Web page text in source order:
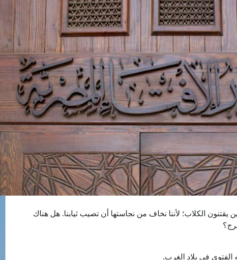
يقتنون الكلاب؛ لأننا نخاف من نجاستها أن تصيب ثيابنا. هل هناك
في بلاد الغرب.